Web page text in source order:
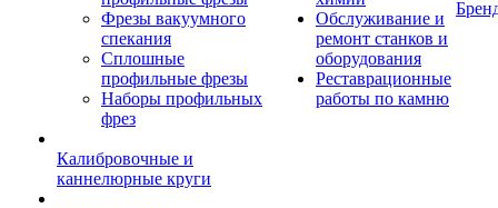
Фрезы вакуумного
спекания
Сплошные
профильные фрезы
Наборы профильных
фрез
Калибровочные и
каннелюрные круги
Обслуживание и
ремонт станков и
оборудования
Реставрационные
работы по камню